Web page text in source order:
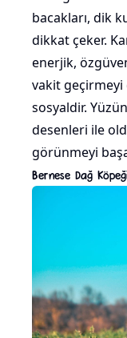
bacakları, dik
dikkat çeker.
enerjik,
vakit geçirmeyi
sosyaldir.
desenleri ile
görünmeyi
Bernese Dağ